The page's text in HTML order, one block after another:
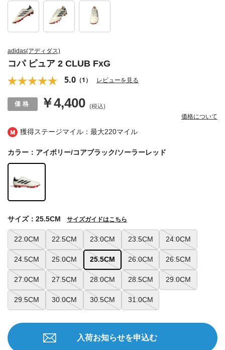
獲得ステージマイル：最大220マイル
adidas(アディダス)
コパ ピュア 2 CLUB FxG
5.0 （1） レビューを見る
￥4,400 (税込)
価格について
カラー：アイボリー/コアブラック/ソーラーレッド
22.0CM 22.5CM 23.0CM 23.5CM 24.0CM
24.5CM 25.0CM 25.5CM 26.0CM 26.5CM
27.0CM 27.5CM 28.0CM 28.5CM 29.0CM
29.5CM 30.0CM 30.5CM 31.0CM
サイズ：25.5CM サイズガイドはこちら
入荷お知らせを申込む